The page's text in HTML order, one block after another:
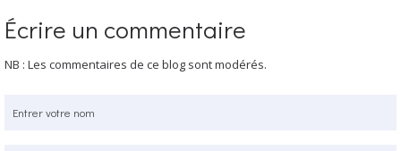
Écrire un commentaire
NB : Les commentaires de ce blog sont modérés.